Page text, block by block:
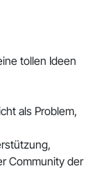
tollen Ideen
als Problem,
Community der